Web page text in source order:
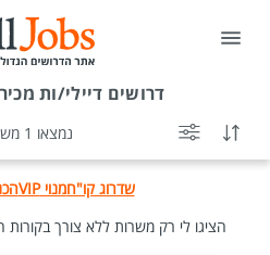
דרושים דיילי/ות
נמצאו 1 משרות
שדרוג קו"חמנוי VIP
הציגו לי רק משרות ללא צורך בקורות